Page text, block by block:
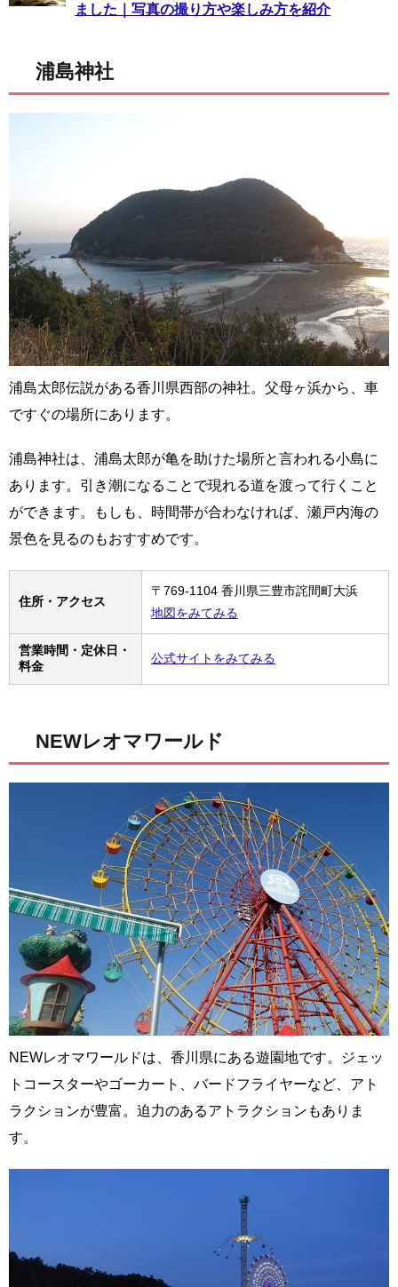
ました｜写真の撮り方や楽しみ方を紹介
浦島神社
浦島太郎伝説がある香川県西部の神社。父母ヶ浜から、車
ですぐの場所にあります。
浦島神社は、浦島太郎が亀を助けた場所と言われる小島に
あります。引き潮になることで現れる道を渡って行くこと
ができます。もしも、時間帯が合わなければ、瀬戸内海の
景色を見るのもおすすめです。
住所・アクセス
〒769-1104 香川県三豊市詫間町大浜
地図をみてみる
営業時間・定休日・
料金
公式サイトをみてみる
NEWレオマワールド
NEWレオマワールドは、香川県にある遊園地です。ジェッ
トコースターやゴーカート、バードフライヤーなど、アト
ラクションが豊富。迫力のあるアトラクションもありま
す。